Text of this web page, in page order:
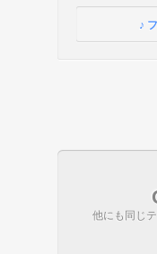
♪
他にも同じ